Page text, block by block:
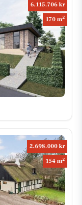
6.115.706 kr
170 m2
2.698.000 kr
154 m2